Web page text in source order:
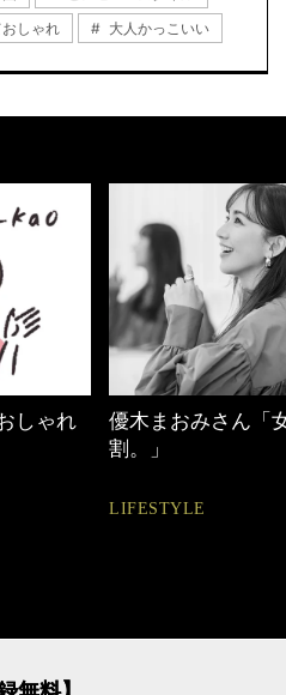
しゃれ 大人かっこいい
の時間
40代の小顔メイク